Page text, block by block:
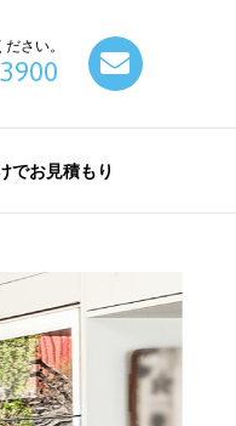
さい。
でお見積もり